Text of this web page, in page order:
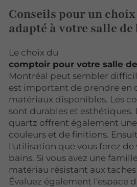
Conseils pour un
adapté à votre salle de
Le choix du
comptoir pour votre salle
Montréal peut sembler
est important de prendre en
matériaux disponibles. Les
sont durables et esthétiques.
quartz offrent également
couleurs et de finitions.
l'utilisation que vous ferez de
bains. Si vous avez une
matériau résistant aux
Évaluez également l'espace